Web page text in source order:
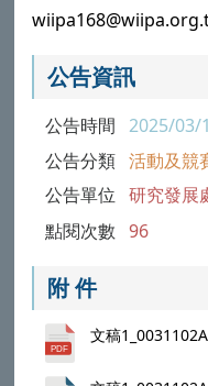
公告資訊
公告時間 2025/03/
公告分類 活動及競
公告單位 研究發展
點閱次數 96
附 件
文稿